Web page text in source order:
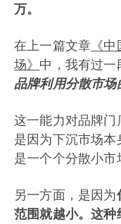
万。
在上一篇文章 《
场》 中，我有过一
品牌利用分散市场
这一能力对品牌
是因为下沉市场
是一个个分散小市
另一方面，是因为
范围就越小。这